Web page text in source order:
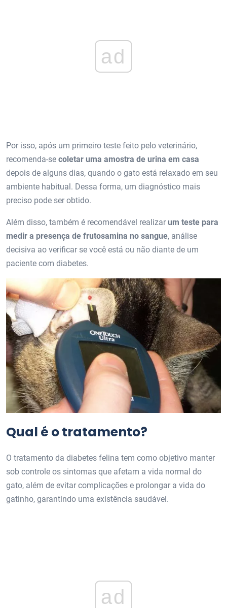
ad
Por isso, após um primeiro teste feito pelo veterinário,
recomenda-se coletar uma amostra de urina em casa
depois de alguns dias, quando o gato está relaxado em seu
ambiente habitual. Dessa forma, um diagnóstico mais
preciso pode ser obtido.
Além disso, também é recomendável realizarum teste para
medir a presença de frutosamina no sangue, análise
decisiva ao verificar se você está ou não diante de um
paciente com diabetes.
Qual é o tratamento?
O tratamento da diabetes felina tem como objetivo manter
sob controle os sintomas que afetam a vida normal do
gato, além de evitar complicações e prolongar a vida do
gatinho, garantindo uma existência saudável.
ad